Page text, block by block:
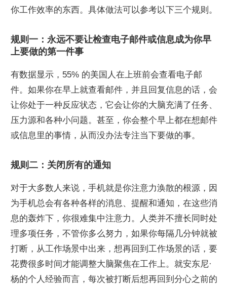
你工作效率的东西。具体做法可以参考以下三个规则。
规则一：永远不要让检查电子邮件或信息成为你早
上要做的第一件事
有数据显示，55% 的美国人在上班前会查看电子邮
件。如果你在早上就查看邮件，并且回复信息的话，会
让你处于一种反应状态，它会让你的大脑充满了任务、
压力源和各种小问题。甚至，你会整个早上都在想邮件
或信息里的事情，从而没办法专注当下要做的事。
规则二：关闭所有的通知
对于大多数人来说，手机就是你注意力涣散的根源，因
为手机总会有各种各样的消息、提醒和通知，在这些消
息的轰炸下，你很难集中注意力。人类并不擅长同时处
理多项任务，不管你多么努力，如果你每隔几分钟就被
打断，从工作场景中出来，想再回到工作场景的话，要
花费很多时间才能调整大脑聚焦在工作上。就安东尼·
杨的个人经验而言，每次被打断后想再回到分心之前的